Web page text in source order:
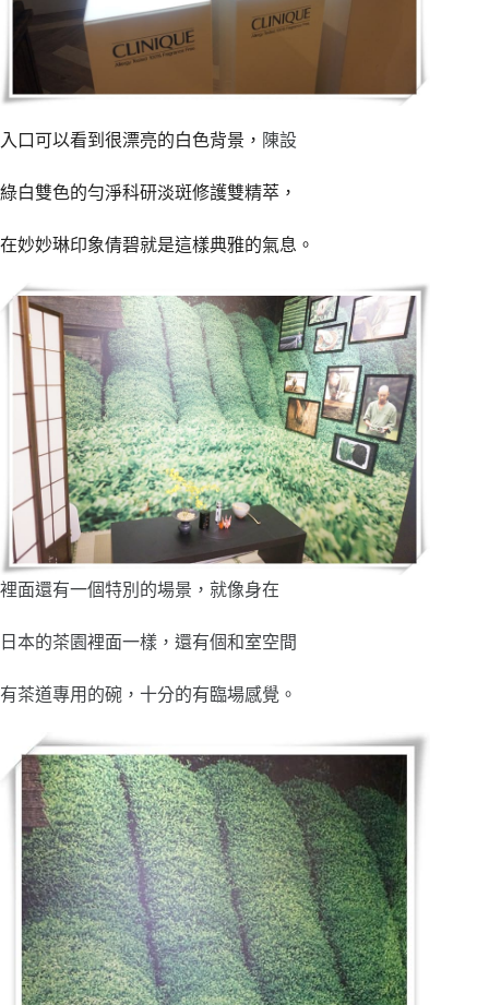
入口可以看到很漂亮的白色背景， 陳設
綠白雙色的勻淨科研淡斑修護雙精萃，
在妙妙琳印象倩碧就是這樣典雅的氣息。
裡面還有一個特別的場景，就像身在
日本的茶園裡面一樣，還有個和室空間
有茶道專用的碗，十分的有臨場感覺。